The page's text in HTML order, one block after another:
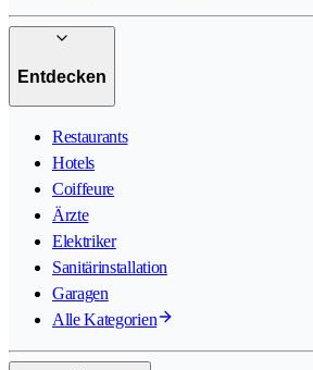
Entdecken
Restaurants
Hotels
Coiffeure
Ärzte
Elektriker
Sanitärinstallation
Garagen
Alle Kategorien